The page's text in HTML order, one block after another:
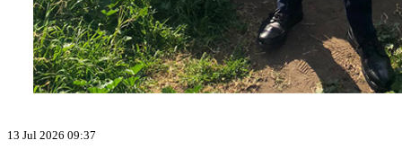
13 Jul 2026 09:37